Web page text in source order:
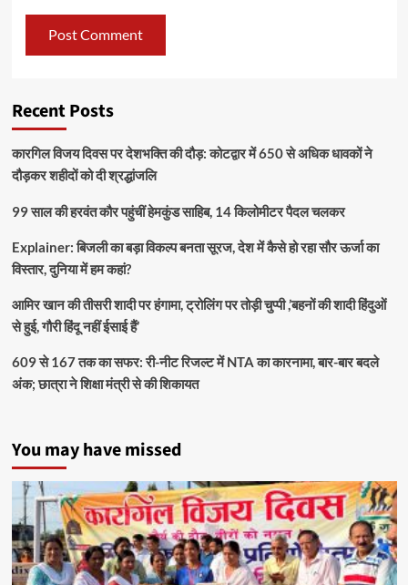
Recent Posts
कारगिल विजय दिवस पर देशभक्ति की दौड़: कोटद्वार में 650 से अधिक धावकों ने
दौड़कर शहीदों को दी श्रद्धांजलि
99 साल की हरवंत कौर पहुंचीं हेमकुंड साहिब, 14 किलोमीटर पैदल चलकर
Explainer: बिजली का बड़ा विकल्प बनता सूरज, देश में कैसे हो रहा सौर ऊर्जा का
विस्तार, दुनिया में हम कहां?
आमिर खान की तीसरी शादी पर हंगामा, ट्रोलिंग पर तोड़ी चुप्पी ,’बहनों की शादी हिंदुओं
से हुई, गौरी हिंदू नहीं ईसाई हैं’
609 से 167 तक का सफर: री-नीट रिजल्ट में NTA का कारनामा, बार-बार बदले
अंक; छात्रा ने शिक्षा मंत्री से की शिकायत
You may have missed